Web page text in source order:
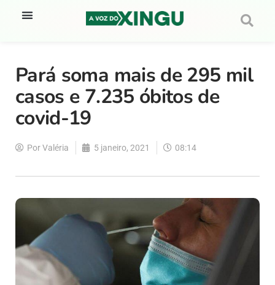
Pará soma mais de 295 mil
casos e 7.235 óbitos de
covid-19
PorValéria 5 janeiro, 2021 08:14